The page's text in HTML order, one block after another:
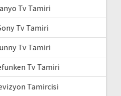
Tv Tamiri
Tv Tamiri
Tv Tamiri
Tv Tamiri
Tamircisi